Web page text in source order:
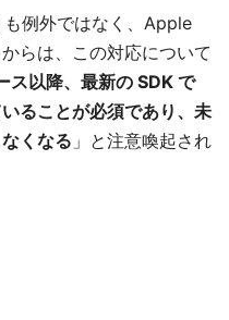
例外ではなく、Apple
らは、この対応について
ス以降、最新の SDK で
ることが必須であり、未
くなる 」と注意喚起され